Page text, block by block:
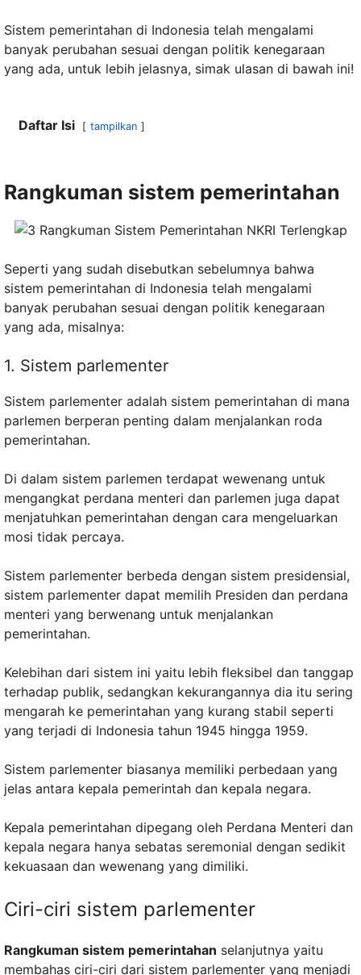
Sistem pemerintahan di Indonesia telah mengalami
banyak perubahan sesuai dengan politik kenegaraan
yang ada, untuk lebih jelasnya, simak ulasan di bawah ini!
Daftar Isi tampilkan
Rangkuman sistem pemerintahan
Seperti yang sudah disebutkan sebelumnya bahwa
sistem pemerintahan di Indonesia telah mengalami
banyak perubahan sesuai dengan politik kenegaraan
yang ada, misalnya:
1. Sistem parlementer
Sistem parlementer adalah sistem pemerintahan di mana
parlemen berperan penting dalam menjalankan roda
pemerintahan.
Di dalam sistem parlemen terdapat wewenang untuk
mengangkat perdana menteri dan parlemen juga dapat
menjatuhkan pemerintahan dengan cara mengeluarkan
mosi tidak percaya.
Sistem parlementer berbeda dengan sistem presidensial,
sistem parlementer dapat memilih Presiden dan perdana
menteri yang berwenang untuk menjalankan
pemerintahan.
Kelebihan dari sistem ini yaitu lebih fleksibel dan tanggap
terhadap publik, sedangkan kekurangannya dia itu sering
mengarah ke pemerintahan yang kurang stabil seperti
yang terjadi di Indonesia tahun 1945 hingga 1959.
Sistem parlementer biasanya memiliki perbedaan yang
jelas antara kepala pemerintah dan kepala negara.
Kepala pemerintahan dipegang oleh Perdana Menteri dan
kepala negara hanya sebatas seremonial dengan sedikit
kekuasaan dan wewenang yang dimiliki.
Ciri-ciri sistem parlementer
Rangkuman sistem pemerintahan selanjutnya yaitu
membahas ciri-ciri dari sistem parlementer yang menjadi